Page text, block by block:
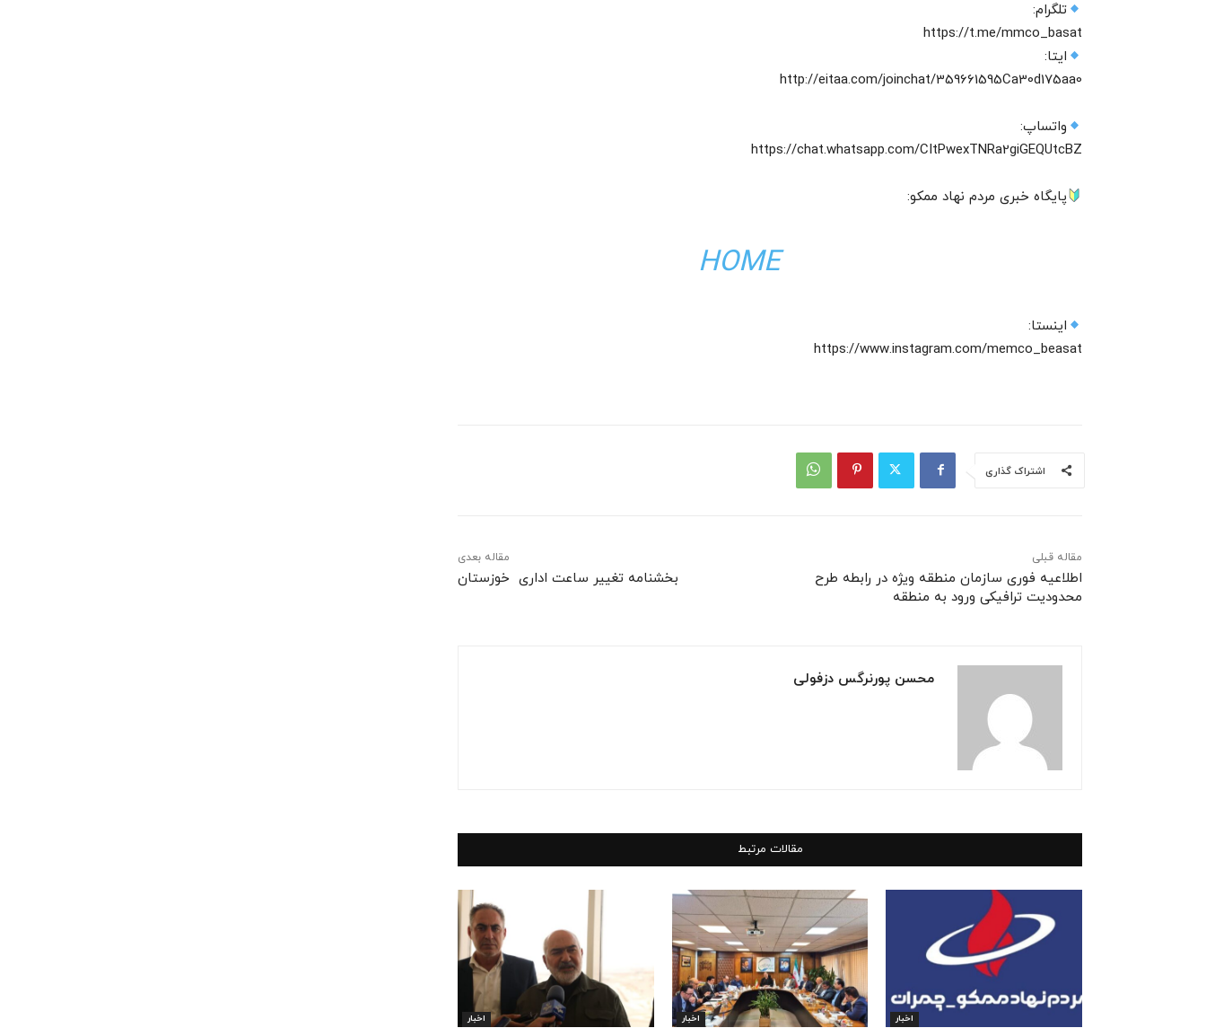
تلگرام:
https://t.me/mmco_basat
ایتا:
http://eitaa.com/joinchat/359661595Ca30d175aa0
واتساپ:
https://chat.whatsapp.com/CItPwexTNRa2giGEQUtcBZ‌
پایگاه خبری مردم نهاد ممکو:
HOME
اینستا:
https://www.instagram.com/memco_beasat
اشتراک گذاری
مقاله قبلی
اطلاعیه فوری سازمان منطقه ویژه در رابطه طرح
محدودیت ترافیکی ورود به منطقه
مقاله بعدی
بخشنامه تغییر ساعت اداری خوزستان
محسن پورنرگس دزفولی
مقالات مرتبط
اخبار اخبار اخبار